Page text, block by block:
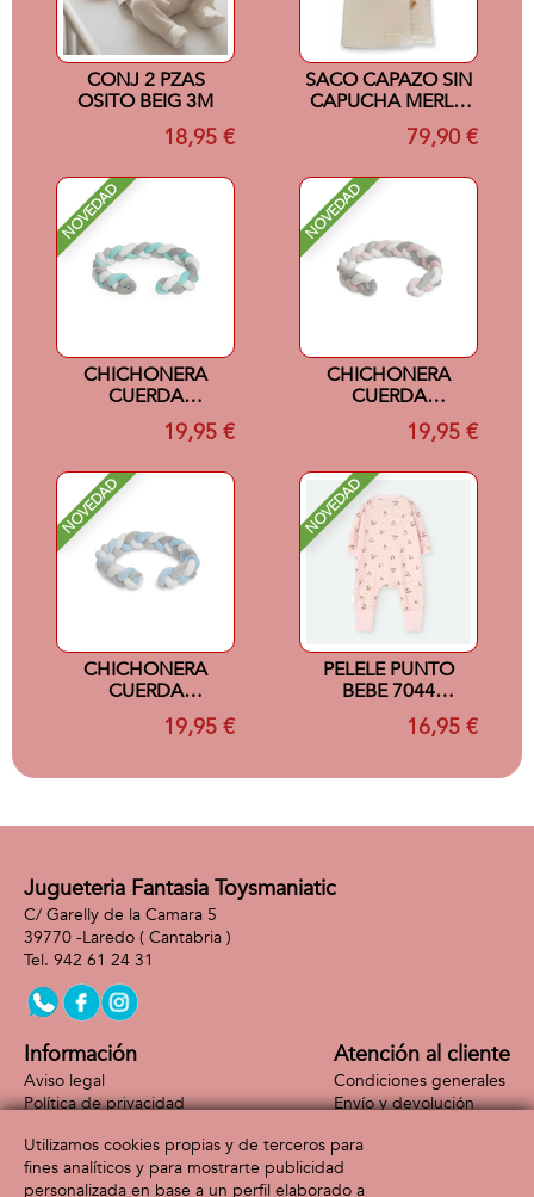
CONJ 2 PZAS
OSITO BEIG 3M
18,95 €
SACO CAPAZO SIN
CAPUCHA MERLO
CRUDO 33x70x5
79,90 €
NOVEDAD
CHICHONERA
CUERDA
TRENZADA VERDE
19,95 €
NOVEDAD
CHICHONERA
CUERDA
TRENZADA ROSA
19,95 €
NOVEDAD
CHICHONERA
CUERDA
TRENZADA
CELESTE19,95 €
NOVEDAD
PELELE PUNTO
BEBE 7044
WATERLEMON 0 M
16,95 €
Jugueteria Fantasia Toysmaniatic
C/ Garelly de la Camara 5
39770 -Laredo ( Cantabria )
942 61 24 31
Información
Aviso legal
Política de privacidad
Atención al cliente
Condiciones generales
Envío y devolución
Formas de pago
Utilizamos cookies propias y de terceros para
fines analíticos y para mostrarte publicidad
personalizada en base a un perfil elaborado a